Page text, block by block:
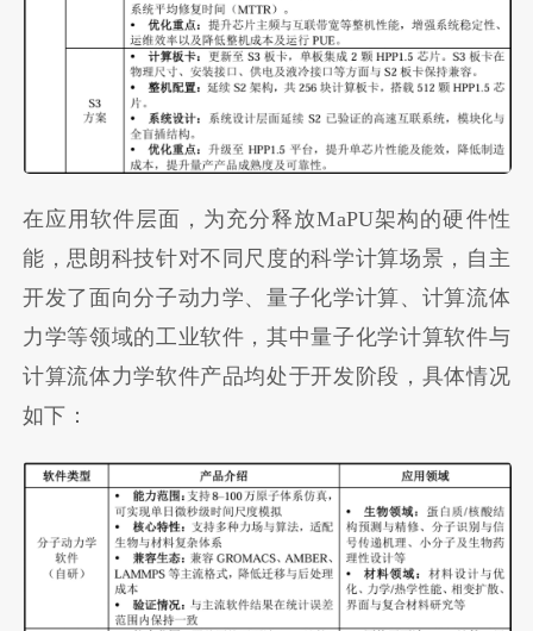
在应用软件层面，为充分释放MaPU架构的硬件性
能，思朗科技针对不同尺度的科学计算场景，自主
开发了面向分子动力学、量子化学计算、计算流体
力学等领域的工业软件，其中量子化学计算软件与
计算流体力学软件产品均处于开发阶段，具体情况
如下：